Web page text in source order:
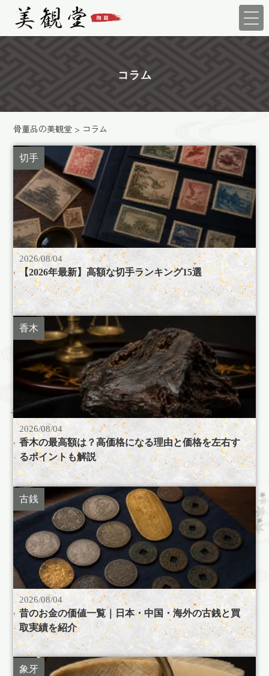
コラム
骨董品の美観堂 > コラム
切手
2026/08/04
【2026年最新】高額な切手ランキング15選
香木
2026/08/04
香木の最高額は？高価格になる理由と価格を左右す
るポイントも解説
古銭
2026/08/04
昔のお金の価値一覧｜日本・中国・海外の古銭と買
取実績を紹介
象牙